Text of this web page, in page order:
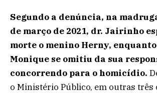
Segundo a denúncia, na
de março de 2021, dr. Jairinho
morte o menino Herny, enquanto
Monique se omitiu da sua
concorrendo para o homicídio.
o Ministério Público, em outras três